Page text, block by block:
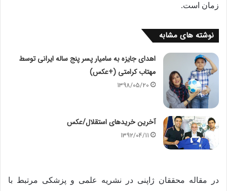
زمان است.
نوشته های مشابه
اهدای جایزه به سامیار پسر پنج ساله ایرانی توسط
مهتاب کرامتی (+عکس)
1398/05/20
آخرین خریدهای استقلال/عکس
1392/04/11
در مقاله محققان ژاپنی در نشریه علمی و پزشکی مرتبط با